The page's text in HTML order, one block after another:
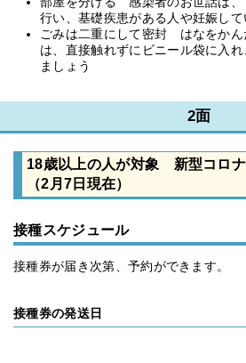
行い、基礎疾患がある人や妊娠し
ごみは二重にして密封 はなをかん
は、直接触れずにビニール袋に入
ましょう
2面
18歳以上の人が対象 新型コロ
（2月7日現在）
接種スケジュール
接種券が届き次第、予約ができます。
接種券の発送日